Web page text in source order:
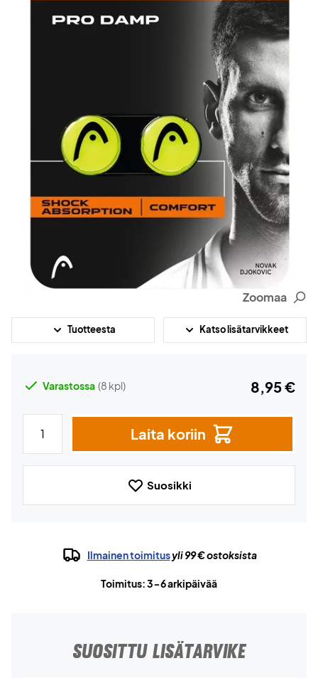
Zoomaa
Tuotteesta Katso lisätarvikkeet
Varastossa (8 kpl) 8,95 €
Laita koriin
Suosikki
Ilmainen toimitusyli 99 € ostoksista
Toimitus: 3-6 arkipäivää
SUOSITTU LISÄTARVIKE